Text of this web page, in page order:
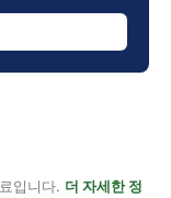
입니다. 더 자세한 정